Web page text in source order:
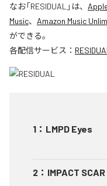
なお「RESIDUAL 」は、
Music、 Amazon Music
ができる。
各配信サービス： RESIDUAL
1 ： LMPD Eyes
2 ： IMPACT SCAR